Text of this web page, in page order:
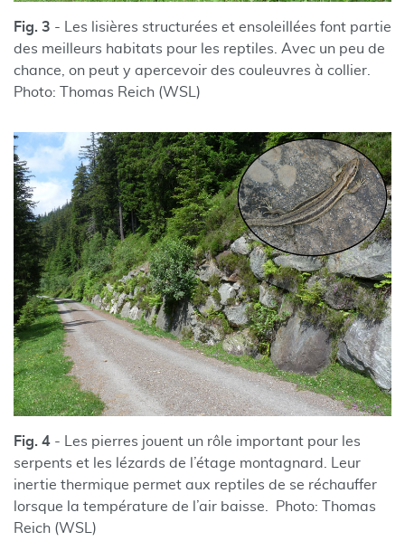
Fig. 3 - Les lisières structurées et ensoleillées font partie
des meilleurs habitats pour les reptiles. Avec un peu de
chance, on peut y apercevoir des couleuvres à collier.
Photo: Thomas Reich (WSL)
Fig. 4 - Les pierres jouent un rôle important pour les
serpents et les lézards de l’étage montagnard. Leur
inertie thermique permet aux reptiles de se réchauffer
lorsque la température de l’air baisse. Photo: Thomas
Reich (WSL)